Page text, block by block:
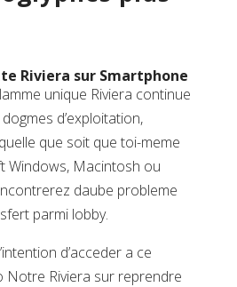
Riviera sur Smartphone
unique Riviera continue
d’exploitation,
que soit que toi-meme
Windows, Macintosh ou
daube probleme
parmi lobby.
d’acceder a ce
Notre Riviera sur reprendre